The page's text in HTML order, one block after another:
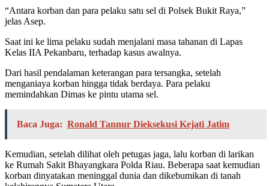
“Antara korban dan para pelaku satu sel di Polsek Bukit Raya,”
jelas Asep.
Saat ini ke lima pelaku sudah menjalani masa tahanan di Lapas
Kelas IIA Pekanbaru, terhadap kasus awalnya.
Dari hasil pendalaman keterangan para tersangka, setelah
menganiaya korban hingga tidak berdaya. Para pelaku
memindahkan Dimas ke pintu utama sel.
Baca Juga: Ronald Tannur Dieksekusi Kejati Jatim
Kemudian, setelah dilihat oleh petugas jaga, lalu korban di larikan
ke Rumah Sakit Bhayangkara Polda Riau. Beberapa saat kemudian
korban dinyatakan meninggal dunia dan dikebumikan di tanah